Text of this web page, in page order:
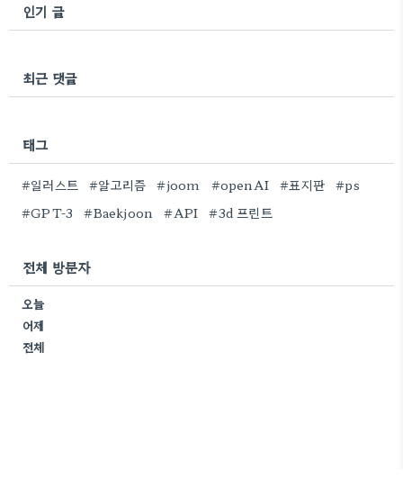
인기 글
최근 댓글
태그
#일러스트 #알고리즘 #joom #openAI #표지판
#ps
#GPT-3
#Baekjoon #API #3d 프린트
전체 방문자
오늘
어제
전체